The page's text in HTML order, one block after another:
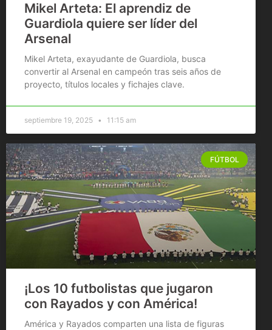
Mikel Arteta: El aprendiz de
Guardiola quiere ser líder del
Arsenal
Mikel Arteta, exayudante de Guardiola, busca
convertir al Arsenal en campeón tras seis años de
proyecto, títulos locales y fichajes clave.
septiembre 19, 2025 11:15 am
FÚTBOL
¡Los 10 futbolistas que jugaron
con Rayados y con América!
América y Rayados comparten una lista de figuras